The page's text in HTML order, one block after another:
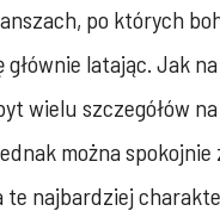
po których
głównie latając. Jak
wielu szczegółów
można spokojnie
te najbardziej